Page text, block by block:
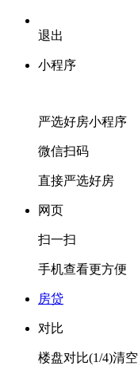
退出
小程序
严选好房小程序
微信扫码
直接严选好房
网页
扫一扫
手机查看更方便
房贷
对比
楼盘对比(1/4)清空